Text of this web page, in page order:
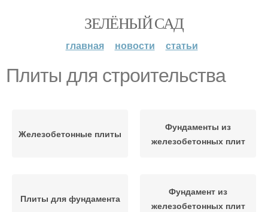
ЗЕЛЁНЫЙ САД
главная новости статьи
Плиты для строительства
Железобетонные плиты
Фундаменты из
железобетонных плит
Плиты для фундамента
Фундамент из
железобетонных плит